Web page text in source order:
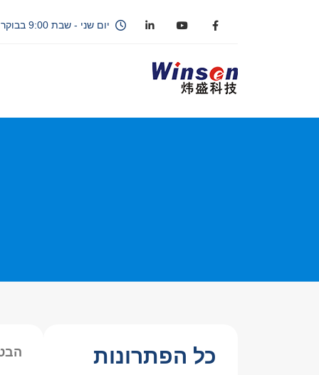
יום שני - שבת 9:00 בבוקר - 18:00
כל הפתרונות